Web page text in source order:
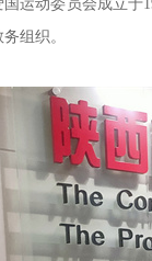
运动委员会成立于
组织。